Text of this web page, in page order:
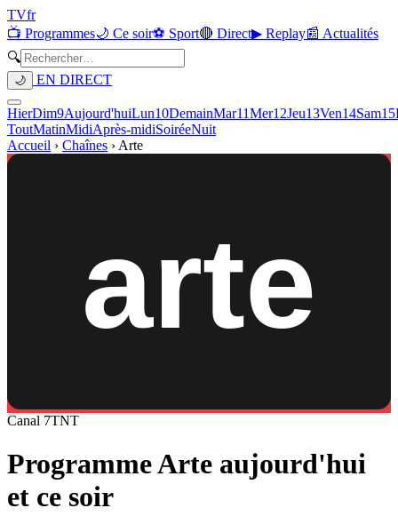
TVfr
📺 Programmes🌙 Ce soir⚽ Sport🔴 Direct▶ Replay📰 Actualités
🔍
🌙 EN DIRECT
HierDim9Aujourd'huiLun10DemainMar11Mer12Jeu13Ven14Sam15
ToutMatinMidiAprès-midiSoiréeNuit
Accueil › Chaînes › Arte
Canal 7TNT
ProgrammeArte aujourd'hui
et ce soir